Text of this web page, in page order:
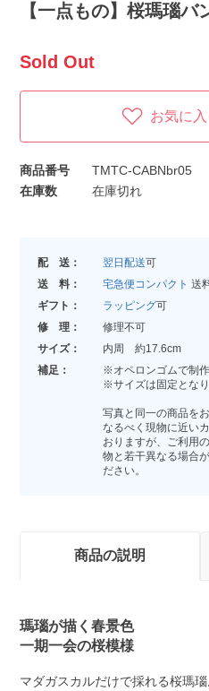
【一点もの】桜瑪瑙バ
Sold Out
お気に
商品番号
TMTC-CABNbr05
在庫数
在庫切れ
配 送： 翌日配送可
送 料：
宅急便コンパクト 送
ギフト：
ラッピング可
修 理：
修理不可
サイズ：
内周 約17.6cm
補足：
※オペロンゴムで制作
※サイズは固定となり
写真と同一の商品を
なるべく現物に近い
おりますが、ご利用
物と若干異なる場合
ださい。
商品の説明
瑪瑙が描く春景色
一期一会の桜模様
マダガスカルだけで採れる桜瑪